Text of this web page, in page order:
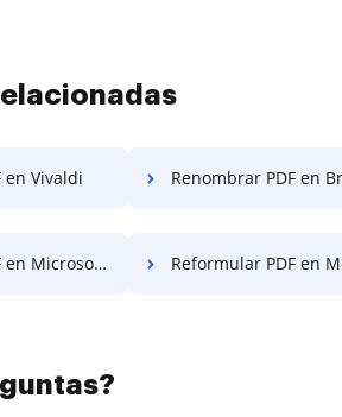
en Vivaldi Renombrar PDF en
Móvil Reformular PDF en